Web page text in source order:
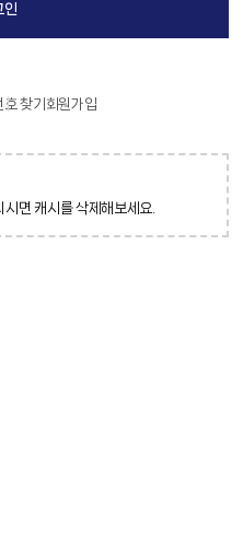
호 찾기회원가입
면 캐시를 삭제해보세요.